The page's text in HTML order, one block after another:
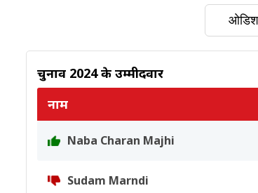
चुनाव 2024 के उम्मीदवार
नाम
Naba Charan Majhi
Sudam Marndi